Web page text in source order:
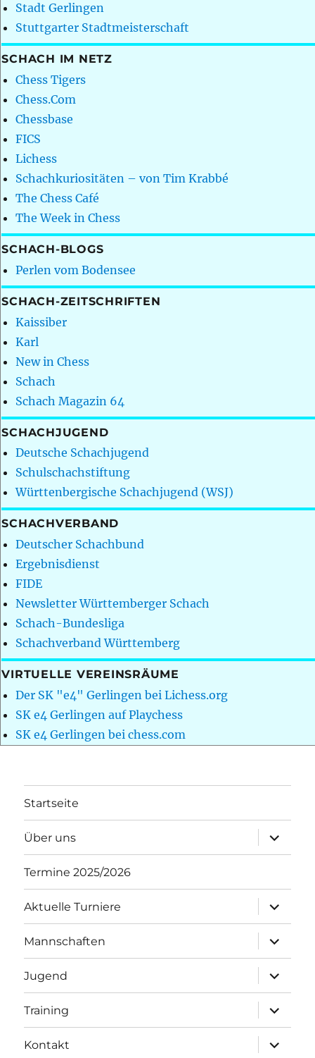
Stadt Gerlingen
Stuttgarter Stadtmeisterschaft
SCHACH IM NETZ
Chess Tigers
Chess.Com
Chessbase
FICS
Lichess
Schachkuriositäten – von Tim Krabbé
The Chess Café
The Week in Chess
SCHACH-BLOGS
Perlen vom Bodensee
SCHACH-ZEITSCHRIFTEN
Kaissiber
Karl
New in Chess
Schach
Schach Magazin 64
SCHACHJUGEND
Deutsche Schachjugend
Schulschachstiftung
Württenbergische Schachjugend (WSJ)
SCHACHVERBAND
Deutscher Schachbund
Ergebnisdienst
FIDE
Newsletter Württemberger Schach
Schach-Bundesliga
Schachverband Württemberg
VIRTUELLE VEREINSRÄUME
Der SK "e4" Gerlingen bei Lichess.org
SK e4 Gerlingen auf Playchess
SK e4 Gerlingen bei chess.com
Startseite
Über uns
öffnen
Termine 2025/2026
Aktuelle Turniere
öffnen
Mannschaften
öffnen
Jugend
öffnen
Training
öffnen
Kontakt
öffnen